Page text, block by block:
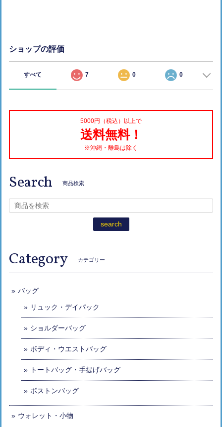
ショップの評価
すべて 7 0 0
5000円（税込）以上で
送料無料！
※沖縄・離島は除く
Search 商品検索
search
Category カテゴリー
バッグ
リュック・デイパック
ショルダーバッグ
ボディ・ウエストバッグ
トートバッグ・手提げバッグ
ボストンバッグ
ウォレット・小物